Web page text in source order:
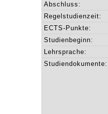
Abschluss:
Regelstudienzeit:
ECTS-Punkte:
Studienbeginn:
Lehrsprache:
Studiendokumente: